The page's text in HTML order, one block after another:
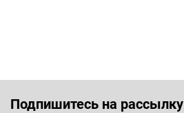
Подпишитесь на рассылку